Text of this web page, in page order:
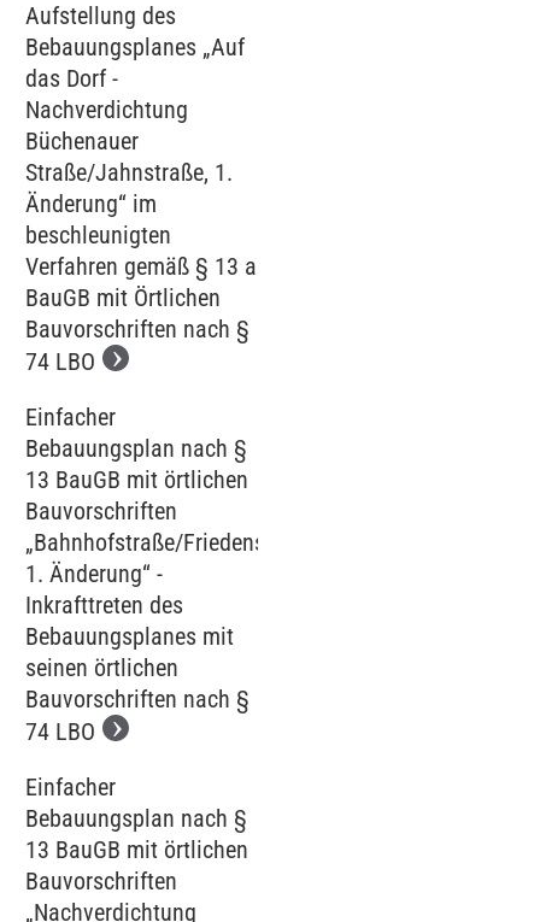
Aufstellung des
Bebauungsplanes „Auf
das Dorf -
Nachverdichtung
Büchenauer
Straße/Jahnstraße, 1.
Änderung“ im
beschleunigten
Verfahren gemäß § 13 a
BauGB mit Örtlichen
Bauvorschriften nach §
74 LBO
Einfacher
Bebauungsplan nach §
13 BauGB mit örtlichen
Bauvorschriften
„Bahnhofstraße/Friedenstraße,
1. Änderung“ -
Inkrafttreten des
Bebauungsplanes mit
seinen örtlichen
Bauvorschriften nach §
74 LBO
Einfacher
Bebauungsplan nach §
13 BauGB mit örtlichen
Bauvorschriften
„Nachverdichtung